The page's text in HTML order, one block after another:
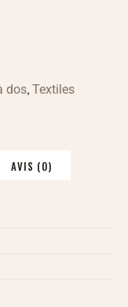
dos, Textiles
AVIS (0)